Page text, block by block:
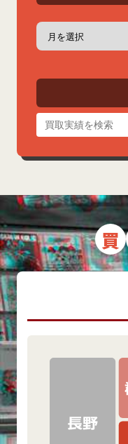
ア
カ
買